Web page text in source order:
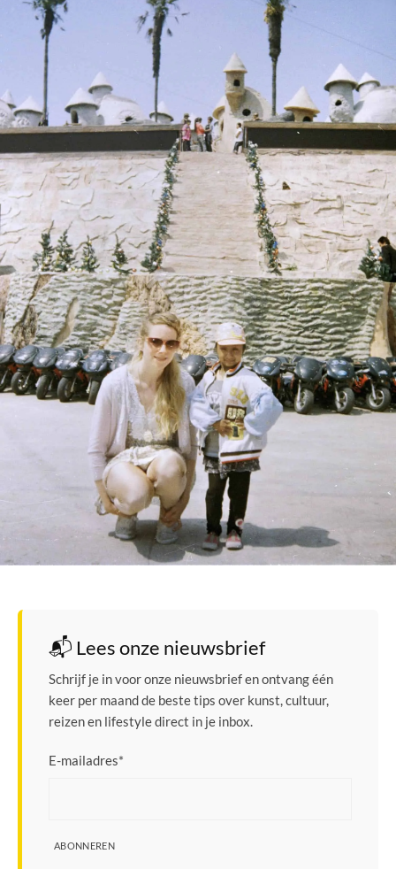
📬 Lees onze nieuwsbrief
Schrijf je in voor onze nieuwsbrief en ontvang één
keer per maand de beste tips over kunst, cultuur,
reizen en lifestyle direct in je inbox.
E-mailadres*
ABONNEREN